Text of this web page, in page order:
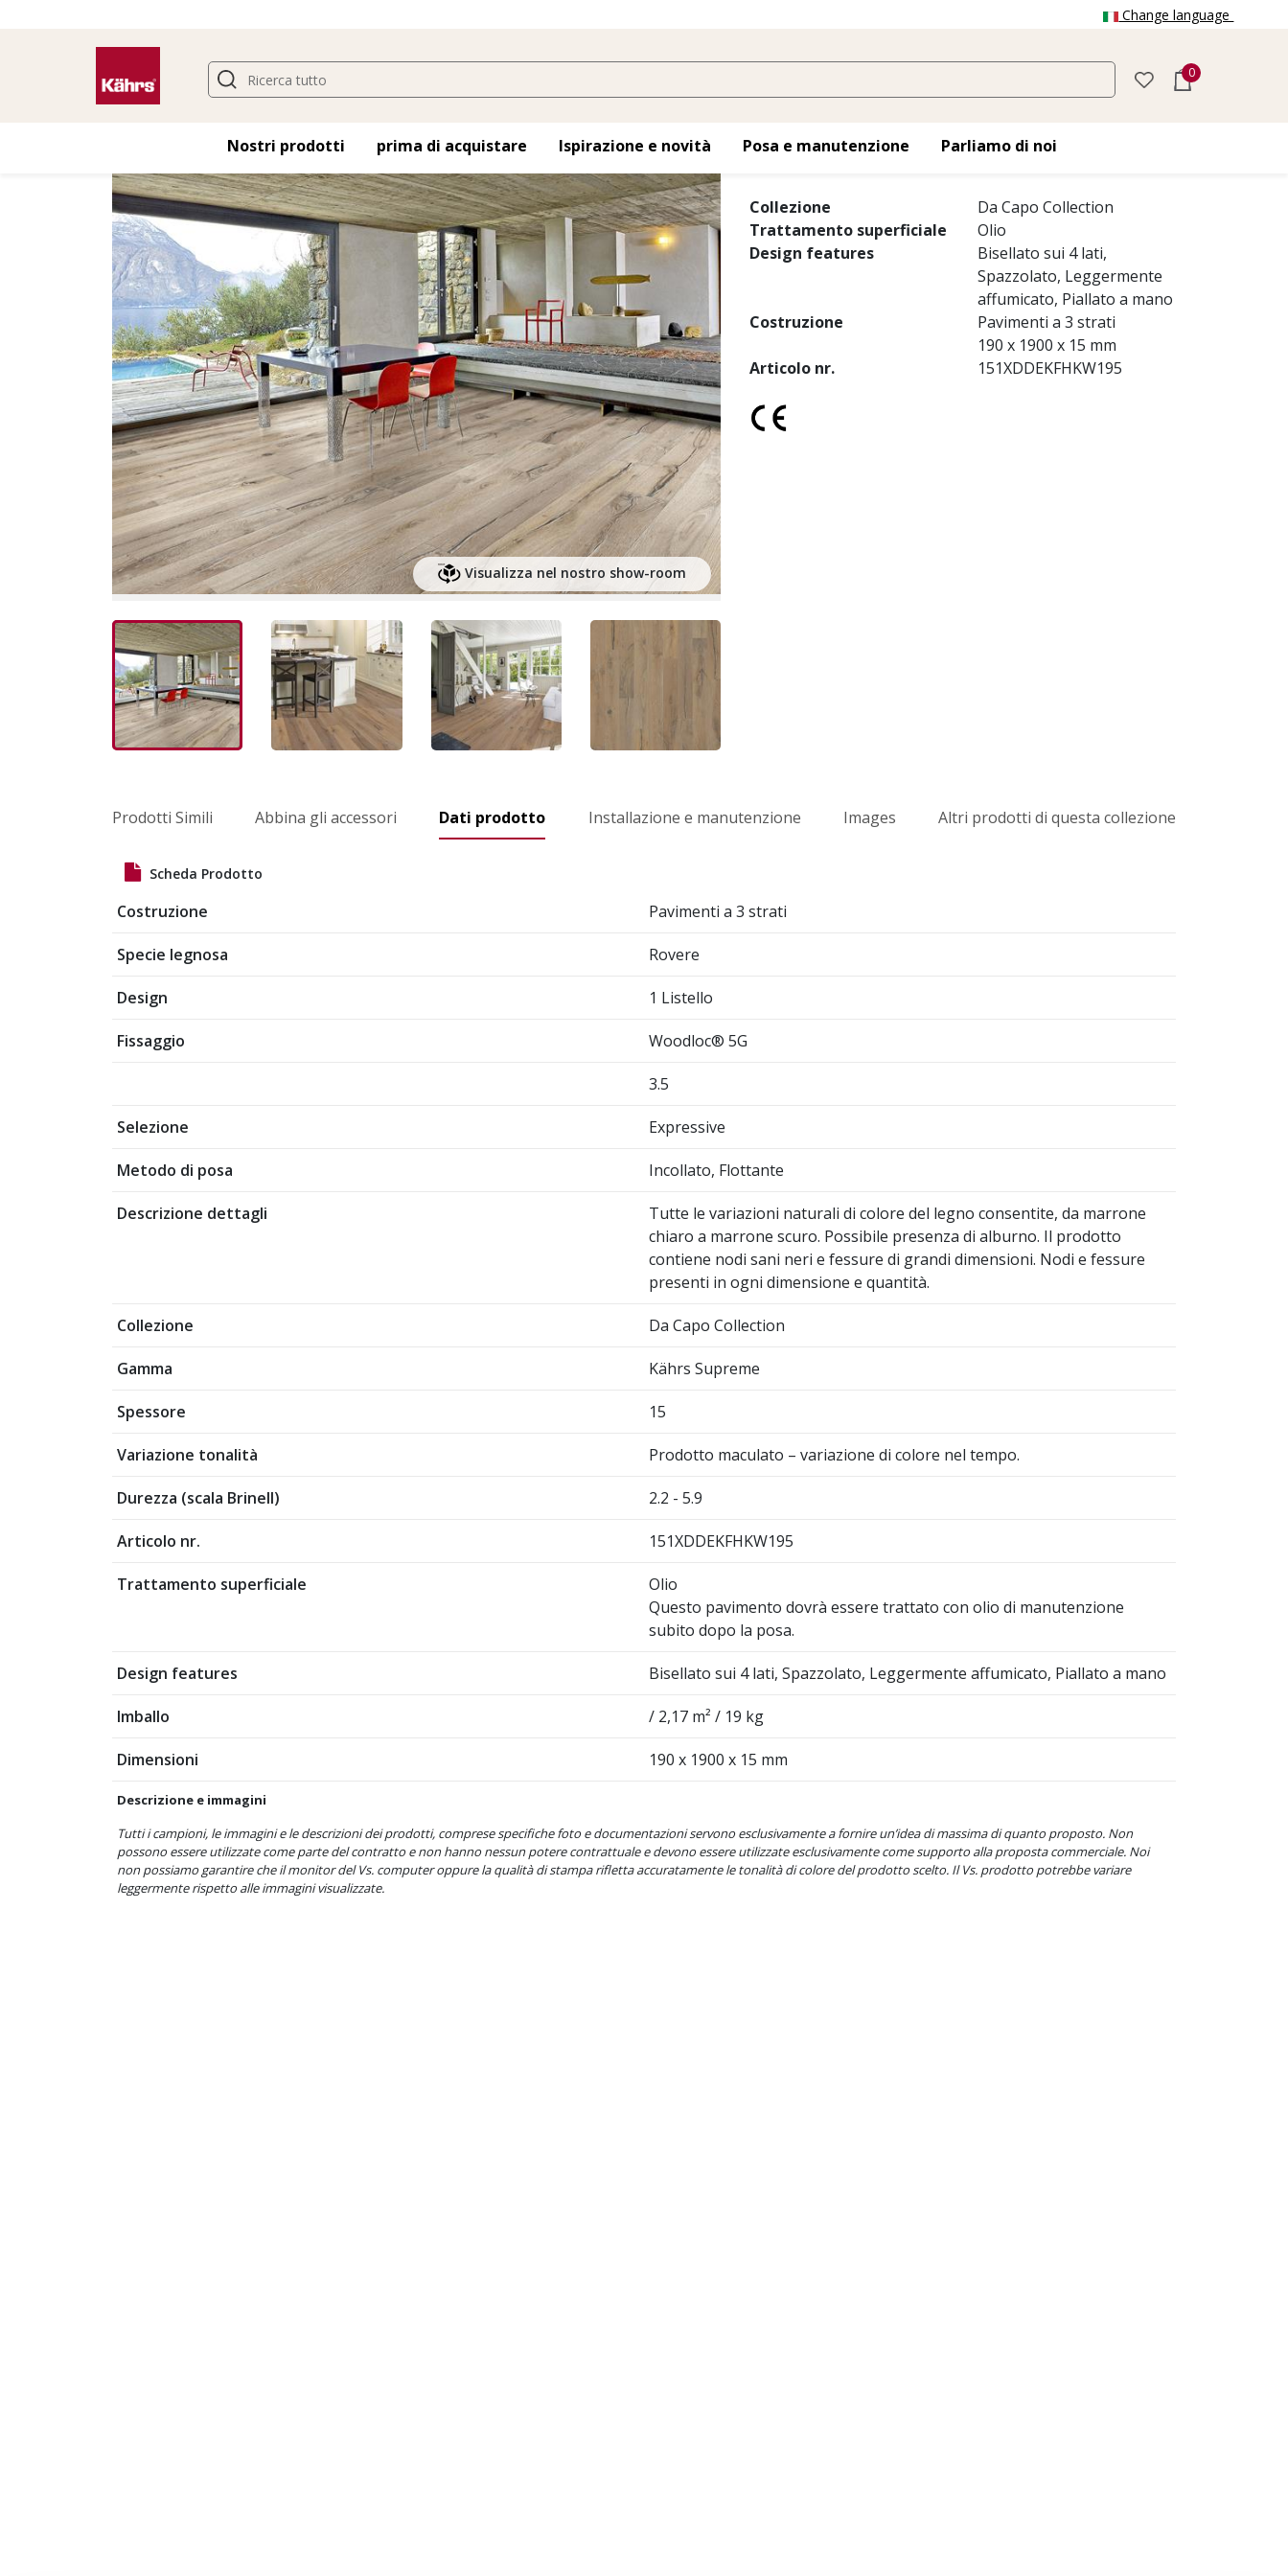
Change language
0
Nostri prodotti prima di acquistare Ispirazione e novità Posa e manutenzione Parliamo di noi
Visualizza nel nostro show-room
Rovere Indossati
Plancia anticata, spazzolata in profondità, fessurazione,
Collezione
Da Capo Collection
Trattamento superficiale
Olio
Design features
Bisellato sui 4 lati,
Spazzolato, Leggermente
affumicato, Piallato a mano
Costruzione
Pavimenti a 3 strati
190 x 1900 x 15 mm
Articolo nr.
151XDDEKFHKW195
Prodotti Simili Abbina gli accessori Dati prodotto Installazione e manutenzione Images Altri prodotti di questa collezione
Scheda Prodotto
Costruzione Pavimenti a 3 strati
Specie legnosa Rovere
Design 1 Listello
Fissaggio Woodloc® 5G
3.5
Selezione Expressive
Metodo di posa Incollato, Flottante
Descrizione dettagli
Tutte le variazioni naturali di colore del legno consentite, da marrone
chiaro a marrone scuro. Possibile presenza di alburno. Il prodotto
contiene nodi sani neri e fessure di grandi dimensioni. Nodi e fessure
presenti in ogni dimensione e quantità.
Collezione Da Capo Collection
Gamma Kährs Supreme
Spessore 15
Variazione tonalità Prodotto maculato – variazione di colore nel tempo.
Durezza (scala Brinell) 2.2 - 5.9
Articolo nr. 151XDDEKFHKW195
Trattamento superficiale
Olio
Questo pavimento dovrà essere trattato con olio di manutenzione
subito dopo la posa.
Design features Bisellato sui 4 lati, Spazzolato, Leggermente affumicato, Piallato a mano
Imballo / 2,17 m² / 19 kg
Dimensioni 190 x 1900 x 15 mm
Descrizione e immagini
Tutti i campioni, le immagini e le descrizioni dei prodotti, comprese specifiche foto e documentazioni servono esclusivamente a fornire un’idea di massima di quanto proposto. Non
possono essere utilizzate come parte del contratto e non hanno nessun potere contrattuale e devono essere utilizzate esclusivamente come supporto alla proposta commerciale. Noi
non possiamo garantire che il monitor del Vs. computer oppure la qualità di stampa rifletta accuratamente le tonalità di colore del prodotto scelto. Il Vs. prodotto potrebbe variare
leggermente rispetto alle immagini visualizzate.